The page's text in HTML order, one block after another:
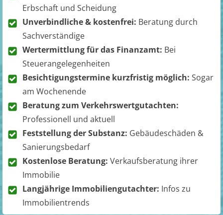
Erbschaft und Scheidung
Unverbindliche & kostenfrei: Beratung durch
Sachverständige
Wertermittlung für das Finanzamt: Bei
Steuerangelegenheiten
Besichtigungstermine kurzfristig möglich: Sogar
am Wochenende
Beratung zum Verkehrswertgutachten:
Professionell und aktuell
Feststellung der Substanz: Gebäudeschäden &
Sanierungsbedarf
Kostenlose Beratung: Verkaufsberatung ihrer
Immobilie
Langjährige Immobiliengutachter: Infos zu
Immobilientrends